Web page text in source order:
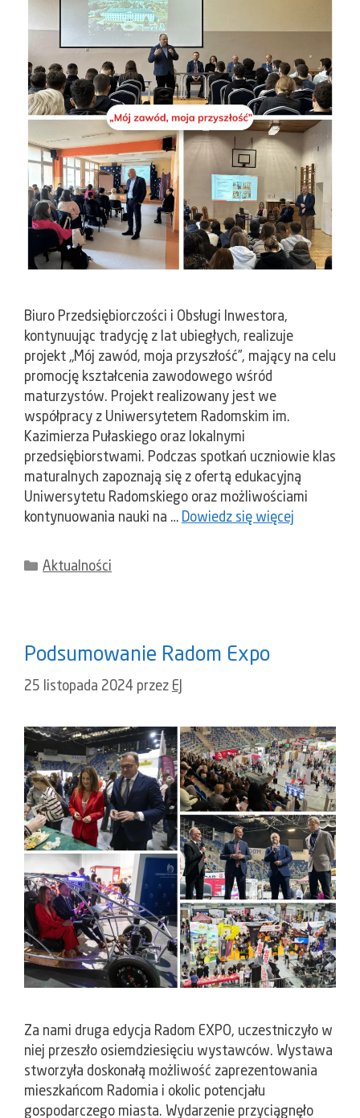
Biuro Przedsiębiorczości i Obsługi Inwestora,
kontynuując tradycję z lat ubiegłych, realizuje
projekt „Mój zawód, moja przyszłość”, mający na celu
promocję kształcenia zawodowego wśród
maturzystów. Projekt realizowany jest we
współpracy z Uniwersytetem Radomskim im.
Kazimierza Pułaskiego oraz lokalnymi
przedsiębiorstwami. Podczas spotkań uczniowie klas
maturalnych zapoznają się z ofertą edukacyjną
Uniwersytetu Radomskiego oraz możliwościami
kontynuowania nauki na … Dowiedz się więcej
Kategorie
Aktualności
Podsumowanie Radom Expo
25 listopada 2024 przez EJ
Za nami druga edycja Radom EXPO, uczestniczyło w
niej przeszło osiemdziesięciu wystawców. Wystawa
stworzyła doskonałą możliwość zaprezentowania
mieszkańcom Radomia i okolic potencjału
gospodarczego miasta. Wydarzenie przyciągnęło